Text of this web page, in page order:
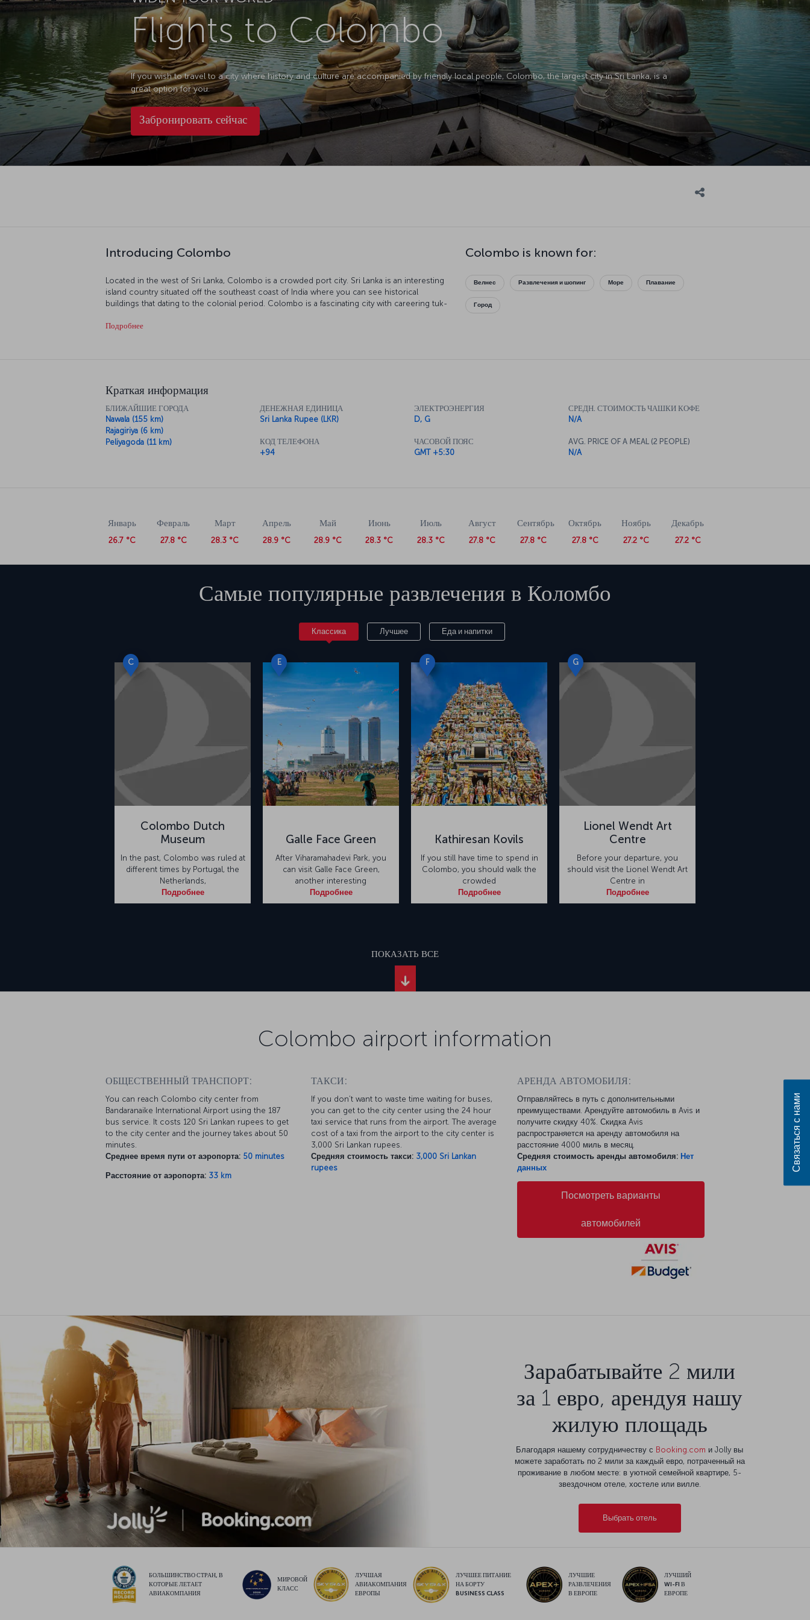
Flights to Colombo
If you wish to travel to a city where history and culture are accompanied by friendly local people, Colombo, the largest city in Sri Lanka, is a
great option for you.
Забронировать сейчас
Introducing Colombo
Located in the west of Sri Lanka, Colombo is a crowded port city. Sri Lanka is an interesting
island country situated off the southeast coast of India where you can see historical
buildings that dating to the colonial period. Colombo is a fascinating city with careering tuk-
Подробнее
Colombo is known for:
Велнес Развлечения и шопинг Море Плавание
Город
Краткая информация
БЛИЖАЙШИЕ ГОРОДА
Nawala (155 km)
Rajagiriya (6 km)
Peliyagoda (11 km)
ДЕНЕЖНАЯ ЕДИНИЦА
Sri Lanka Rupee (LKR)
КОД ТЕЛЕФОНА
+94
ЭЛЕКТРОЭНЕРГИЯ
D, G
ЧАСОВОЙ ПОЯС
GMT +5:30
СРЕДН. СТОИМОСТЬ ЧАШКИ КОФЕ
N/A
AVG. PRICE OF A MEAL (2 PEOPLE)
N/A
Январь
26.7 °C
Февраль
27.8 °C
Март
28.3 °C
Апрель
28.9 °C
Май
28.9 °C
Июнь
28.3 °C
Июль
28.3 °C
Август
27.8 °C
Сентябрь
27.8 °C
Октябрь
27.8 °C
Ноябрь
27.2 °C
Декабрь
27.2 °C
Самые популярные развлечения в Коломбо
Классика Лучшее Еда и напитки
C
Colombo Dutch
Museum
In the past, Colombo was ruled at
different times by Portugal, the
Netherlands,
Подробнее
E
Galle Face Green
After Viharamahadevi Park, you
can visit Galle Face Green,
another interesting
Подробнее
F
Kathiresan Kovils
If you still have time to spend in
Colombo, you should walk the
crowded
Подробнее
G
Lionel Wendt Art
Centre
Before your departure, you
should visit the Lionel Wendt Art
Centre in
Подробнее
ПОКАЗАТЬ ВСЕ
Colombo airport information
ОБЩЕСТВЕННЫЙ ТРАНСПОРТ:
You can reach Colombo city center from
Bandaranaike International Airport using the 187
bus service. It costs 120 Sri Lankan rupees to get
to the city center and the journey takes about 50
minutes.
Среднее время пути от аэропорта: 50 minutes
Расстояние от аэропорта: 33 km
ТАКСИ:
If you don’t want to waste time waiting for buses,
you can get to the city center using the 24 hour
taxi service that runs from the airport. The average
cost of a taxi from the airport to the city center is
3,000 Sri Lankan rupees.
Средняя стоимость такси: 3,000 Sri Lankan
rupees
АРЕНДА АВТОМОБИЛЯ:
Отправляйтесь в путь с дополнительными
преимуществами. Арендуйте автомобиль в Avis и
получите скидку 40%. Скидка Avis
распространяется на аренду автомобиля на
расстояние 4000 миль в месяц.
Средняя стоимость аренды автомобиля: Нет
данных
Посмотреть варианты
автомобилей
Зарабатывайте 2 мили
за 1 евро, арендуя нашу
жилую площадь
Благодаря нашему сотрудничеству с Booking.com и Jolly вы
можете заработать по 2 мили за каждый евро, потраченный на
проживание в любом месте: в уютной семейной квартире, 5-
звездочном отеле, хостеле или вилле.
Выбрать отель
БОЛЬШИНСТВО СТРАН, В
КОТОРЫЕ ЛЕТАЕТ
АВИАКОМПАНИЯ
МИРОВОЙ
КЛАСС
ЛУЧШАЯ
АВИАКОМПАНИЯ
ЕВРОПЫ
ЛУЧШЕЕ ПИТАНИЕ
НА БОРТУ
BUSINESS CLASS
ЛУЧШИЕ
РАЗВЛЕЧЕНИЯ
В ЕВРОПЕ
ЛУЧШИЙ
WI-FI В
ЕВРОПЕ
Связаться с нами